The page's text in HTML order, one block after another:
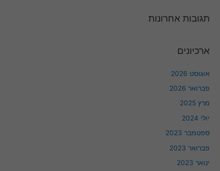
תגובות אחרונות
ארכיונים
אוגוסט 2026
פברואר 2026
מרץ 2025
יולי 2024
ספטמבר 2023
פברואר 2023
ינואר 2023